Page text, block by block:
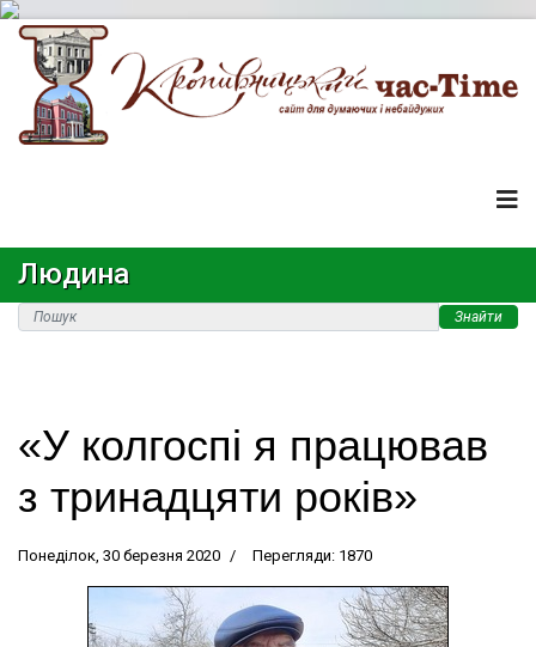
Людина
Знайти
«У колгоспі я працював
з тринадцяти років»
Понеділок, 30 березня 2020 Перегляди: 1870